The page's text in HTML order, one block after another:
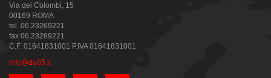
Via dei Colombi, 15
00169 ROMA
tel. 06.23269221
fax 06.23269221
C.F. 01641831001 P.IVA 01641831001
info@du85.it